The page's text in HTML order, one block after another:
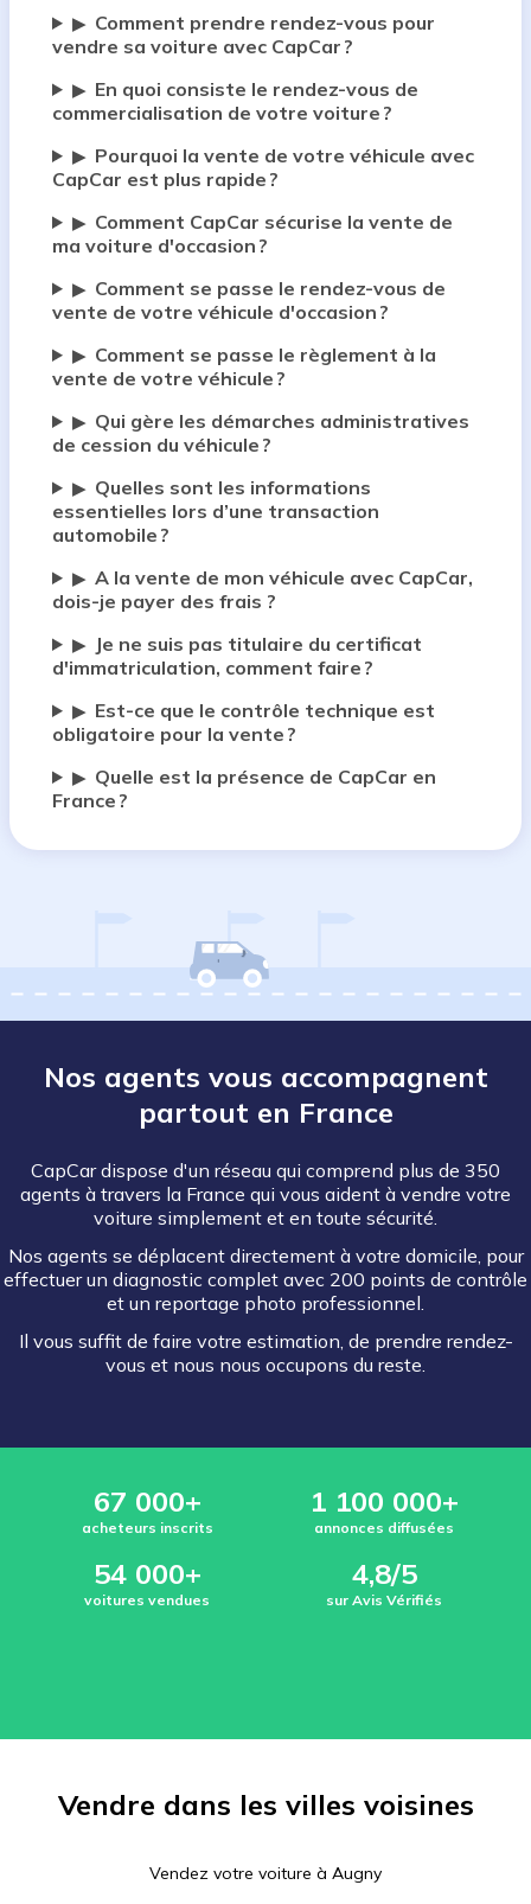
▶ Comment prendre rendez-vous pour
vendre sa voiture avec CapCar ?
▶ En quoi consiste le rendez-vous de
commercialisation de votre voiture ?
▶ Pourquoi la vente de votre véhicule avec
CapCar est plus rapide ?
▶ Comment CapCar sécurise la vente de
ma voiture d'occasion ?
▶ Comment se passe le rendez-vous de
vente de votre véhicule d'occasion ?
▶ Comment se passe le règlement à la
vente de votre véhicule ?
▶ Qui gère les démarches administratives
de cession du véhicule ?
▶ Quelles sont les informations
essentielles lors d’une transaction
automobile ?
▶ A la vente de mon véhicule avec CapCar,
dois-je payer des frais ?
▶
Je ne suis pas titulaire du certificat
d'immatriculation, comment faire ?
▶ Est-ce que le contrôle technique est
obligatoire pour la vente ?
▶ Quelle est la présence de CapCar en
France ?
Nos agents vous accompagnent
partout en France
CapCar dispose d'un réseau qui comprend plus de 350
agents à travers la France qui vous aident à vendre votre
voiture simplement et en toute sécurité.
Nos agents se déplacent directement à votre domicile, pour
effectuer un diagnostic complet avec 200 points de contrôle
et un reportage photo professionnel.
Il vous suffit de faire votre estimation, de prendre rendez-
vous et nous nous occupons du reste.
67 000+
acheteurs inscrits
1 100 000+
annonces diffusées
54 000+
voitures vendues
4,8/5
sur Avis Vérifiés
Vendre dans les villes voisines
Vendez votre voiture à Augny